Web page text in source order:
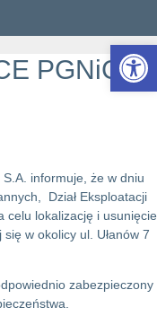
PGNiG
S.A. informuje, że w dniu
Dział Eksploatacji
celu lokalizację i usunięcie
w okolicy ul. Ułanów 7
zabezpieczony